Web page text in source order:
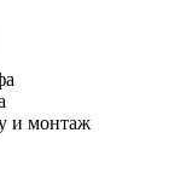
и монтаж